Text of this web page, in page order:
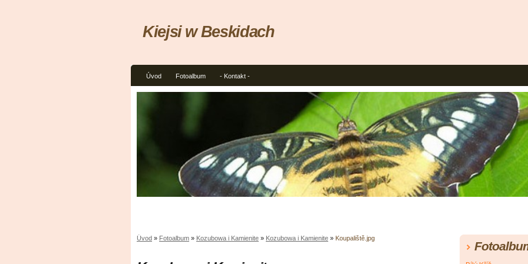
Úvod Fotoalbum - Kontakt -
Kiejsi w Beskidach
Úvod » Fotoalbum » Kozubowa i Kamienite » Kozubowa i Kamienite » Koupaliště.jpg